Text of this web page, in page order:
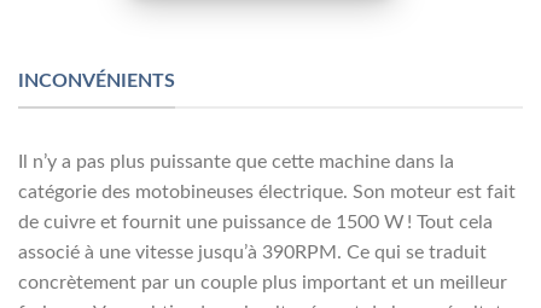
INCONVÉNIENTS
Il n’y a pas plus puissante que cette machine dans la
catégorie des motobineuses électrique. Son moteur est fait
de cuivre et fournit une puissance de 1500 W ! Tout cela
associé à une vitesse jusqu’à 390RPM. Ce qui se traduit
concrètement par un couple plus important et un meilleur